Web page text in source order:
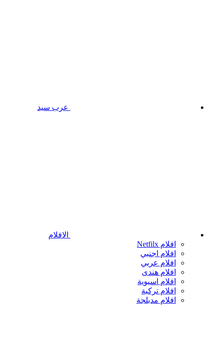
عرب سيد
الافلام
افلام Netfilx
افلام اجنبي
افلام عربي
افلام هندى
افلام اسيوية
افلام تركية
افلام مدبلجة